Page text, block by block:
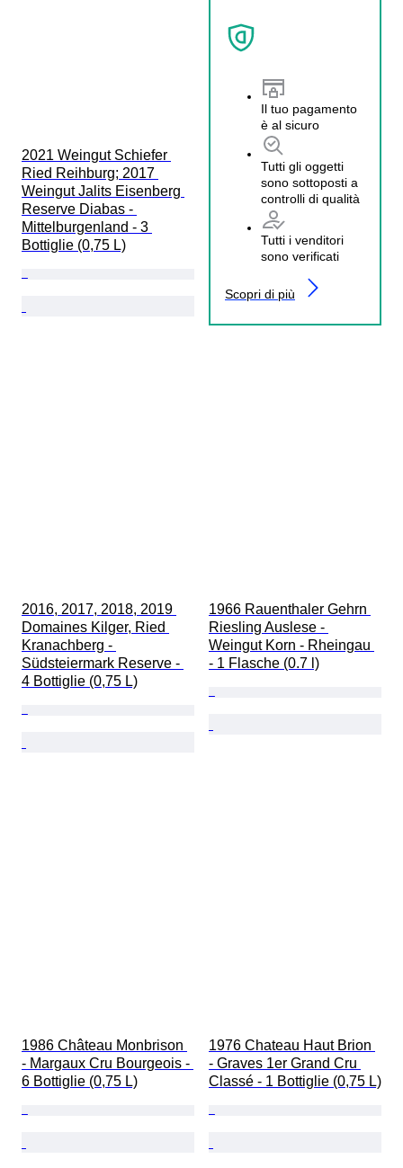
Il tuo pagamento
è al sicuro
Tutti gli oggetti
sono sottoposti a
controlli di qualità
Tutti i venditori
sono verificati
Scopri di più
2021 Weingut Schiefer
Ried Reihburg; 2017
Weingut Jalits Eisenberg
Reserve Diabas -
Mittelburgenland - 3
Bottiglie (0,75 L)
2016, 2017, 2018, 2019
Domaines Kilger, Ried
Kranachberg -
Südsteiermark Reserve -
4 Bottiglie (0,75 L)
1966 Rauenthaler Gehrn
Riesling Auslese -
Weingut Korn - Rheingau
- 1 Flasche (0.7 l)
1986 Château Monbrison
- Margaux Cru Bourgeois -
6 Bottiglie (0,75 L)
1976 Chateau Haut Brion
- Graves 1er Grand Cru
Classé - 1 Bottiglie (0,75 L)